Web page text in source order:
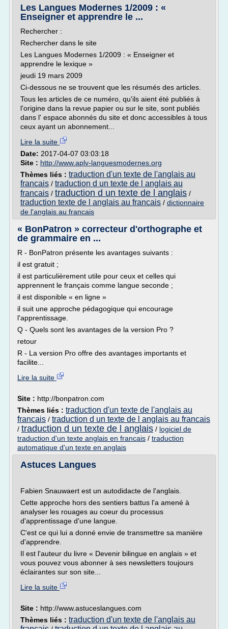
Les Langues Modernes 1/2009 : «
Enseigner et apprendre le ...
Rechercher :
Rechercher dans le site
Les Langues Modernes 1/2009 : « Enseigner et
apprendre le lexique »
jeudi 19 mars 2009
Ci-dessous ne se trouvent que les résumés des articles.
Tous les articles de ce numéro, qu'ils aient été publiés à
l'origine dans la revue papier ou sur le site, sont publiés
dans l' espace abonnés du site et donc accessibles à tous
ceux ayant un abonnement...
Lire la suite
Date: 2017-04-07 03:03:18
Site : http://www.aplv-languesmodernes.org
Thèmes liés : traduction d'un texte de l'anglais au
francais / traduction d un texte de l anglais au
francais / traduction d un texte de l anglais /
traduction texte de l anglais au francais / dictionnaire
de l'anglais au francais
« BonPatron » correcteur d'orthographe et
de grammaire en ...
R - BonPatron présente les avantages suivants :
il est gratuit ;
il est particulièrement utile pour ceux et celles qui
apprennent le français comme langue seconde ;
il est disponible « en ligne »
il suit une approche pédagogique qui encourage
l'apprentissage.
Q - Quels sont les avantages de la version Pro ?
retour
R - La version Pro offre des avantages importants et
facilite...
Lire la suite
Site : http://bonpatron.com
Thèmes liés : traduction d'un texte de l'anglais au
francais / traduction d un texte de l anglais au francais
/ traduction d un texte de l anglais / logiciel de
traduction d'un texte anglais en francais / traduction
automatique d'un texte en anglais
Astuces Langues
Fabien Snauwaert est un autodidacte de l'anglais.
Cette approche hors des sentiers battus l'a amené à
analyser les rouages au coeur du processus
d'apprentissage d'une langue.
C'est ce qui lui a donné envie de transmettre sa manière
d'apprendre.
Il est l'auteur du livre « Devenir bilingue en anglais » et
vous pouvez vous abonner à ses newsletters toujours
éclairantes sur son site...
Lire la suite
Site : http://www.astuceslangues.com
Thèmes liés : traduction d'un texte de l'anglais au